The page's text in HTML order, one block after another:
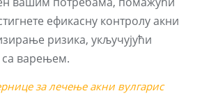
ефикасну контролу акни
ризика, укључујући
варењем.
за лечење акни вулгарис